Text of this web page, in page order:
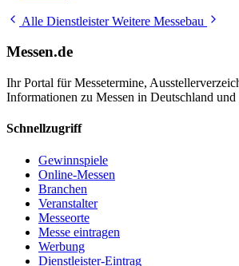
Alle DienstleisterWeitere Messebau
Messen.de
Ihr Portal für Messetermine,
Informationen zu Messen in Deutschland und
Schnellzugriff
Gewinnspiele
Online-Messen
Branchen
Veranstalter
Messeorte
Messe eintragen
Werbung
Dienstleister-Eintrag